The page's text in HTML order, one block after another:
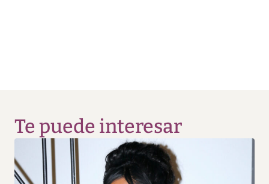
Te puede interesar